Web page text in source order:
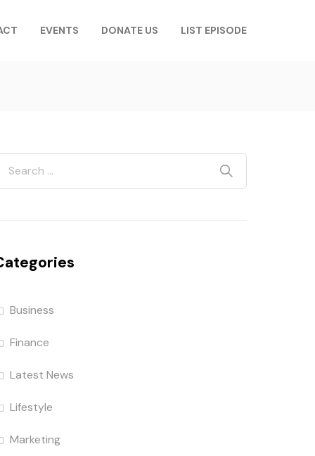
EVENTS DONATE US LIST EPISODE
Business
Finance
Latest News
Lifestyle
Marketing